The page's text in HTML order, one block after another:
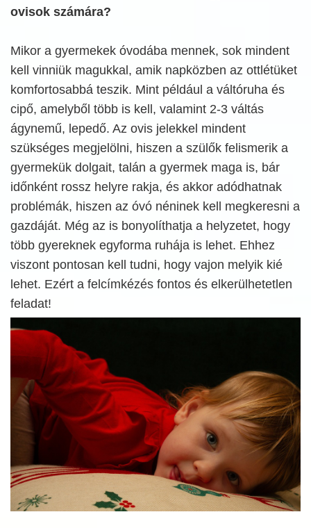
ovisok számára?
Mikor a gyermekek óvodába mennek, sok mindent
kell vinniük magukkal, amik napközben az ottlétüket
komfortosabbá teszik. Mint például a váltóruha és
cipő, amelyből több is kell, valamint 2-3 váltás
ágynemű, lepedő. Az ovis jelekkel mindent
szükséges megjelölni, hiszen a szülők felismerik a
gyermekük dolgait, talán a gyermek maga is, bár
időnként rossz helyre rakja, és akkor adódhatnak
problémák, hiszen az óvó néninek kell megkeresni a
gazdáját. Még az is bonyolíthatja a helyzetet, hogy
több gyereknek egyforma ruhája is lehet. Ehhez
viszont pontosan kell tudni, hogy vajon melyik kié
lehet. Ezért a felcímkézés fontos és elkerülhetetlen
feladat!